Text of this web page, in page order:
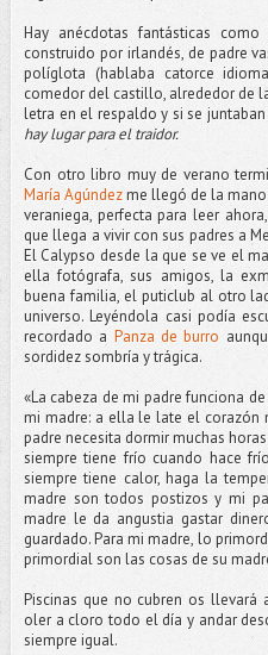
Hay anécdotas fantásticas
construido por irlandés, de padre
políglota (hablaba catorce
comedor del castillo, alrededor de
letra en el respaldo y si se
hay lugar para el traidor.
Con otro libro muy de verano
María Agúndezme llegó de la mano
veraniega, perfecta para leer
que llega a vivir con sus padres a
El Calypso desde la que se ve el
ella fotógrafa, sus amigos, la
buena familia, el puticlub al otro
universo. Leyéndola casi podía
recordado a Panza de burro
sordidez sombría y trágica.
«La cabeza de mi padre funciona
mi madre: a ella le late el corazón
padre necesita dormir muchas
siempre tiene frío cuando hace
siempre tiene calor, haga la
madre son todos postizos y mi
madre le da angustia gastar
guardado. Para mi madre, lo
primordial son las cosas de su
Piscinas que no cubren os llevará
oler a cloro todo el día y andar
siempre igual.